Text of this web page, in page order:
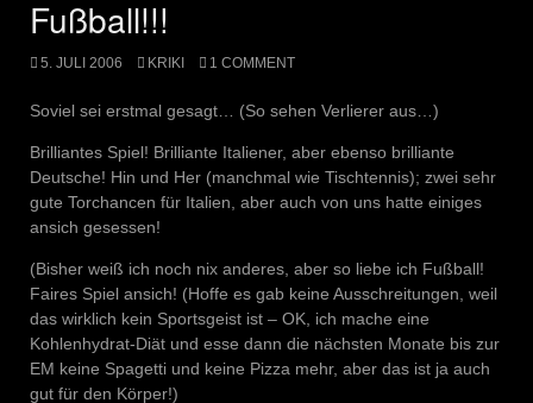
Fußball!!!
5. JULI 2006 KRIKI 1 COMMENT
Soviel sei erstmal gesagt… (So sehen Verlierer aus…)
Brilliantes Spiel! Brilliante Italiener, aber ebenso brilliante
Deutsche! Hin und Her (manchmal wie Tischtennis); zwei sehr
gute Torchancen für Italien, aber auch von uns hatte einiges
ansich gesessen!
(Bisher weiß ich noch nix anderes, aber so liebe ich Fußball!
Faires Spiel ansich! (Hoffe es gab keine Ausschreitungen, weil
das wirklich kein Sportsgeist ist – OK, ich mache eine
Kohlenhydrat-Diät und esse dann die nächsten Monate bis zur
EM keine Spagetti und keine Pizza mehr, aber das ist ja auch
gut für den Körper!)